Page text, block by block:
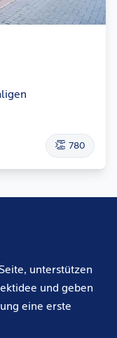
👏 780
unterstützen
und geben
eine erste